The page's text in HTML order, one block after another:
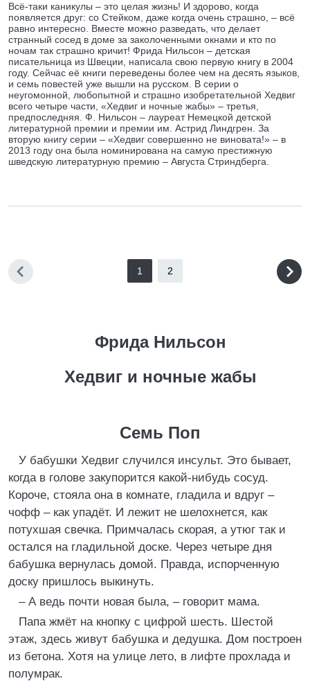
Всё-таки каникулы – это целая жизнь! И здорово, когда
появляется друг: со Стейком, даже когда очень страшно, – всё
равно интересно. Вместе можно разведать, что делает
странный сосед в доме за заколоченными окнами и кто по
ночам так страшно кричит! Фрида Нильсон – детская
писательница из Швеции, написала свою первую книгу в 2004
году. Сейчас её книги переведены более чем на десять языков,
и семь повестей уже вышли на русском. В серии о
неугомонной, любопытной и страшно изобретательной Хедвиг
всего четыре части, «Хедвиг и ночные жабы» – третья,
предпоследняя. Ф. Нильсон – лауреат Немецкой детской
литературной премии и премии им. Астрид Линдгрен. За
вторую книгу серии – «Хедвиг совершенно не виновата!» – в
2013 году она была номинирована на самую престижную
шведскую литературную премию – Августа Стриндберга.
1 2
Фрида Нильсон
Хедвиг и ночные жабы
Семь Поп
У бабушки Хедвиг случился инсульт. Это бывает,
когда в голове закупорится какой-нибудь сосуд.
Короче, стояла она в комнате, гладила и вдруг –
чофф – как упадёт. И лежит не шелохнется, как
потухшая свечка. Примчалась скорая, а утюг так и
остался на гладильной доске. Через четыре дня
бабушка вернулась домой. Правда, испорченную
доску пришлось выкинуть.
– А ведь почти новая была, – говорит мама.
Папа жмёт на кнопку с цифрой шесть. Шестой
этаж, здесь живут бабушка и дедушка. Дом построен
из бетона. Хотя на улице лето, в лифте прохлада и
полумрак.